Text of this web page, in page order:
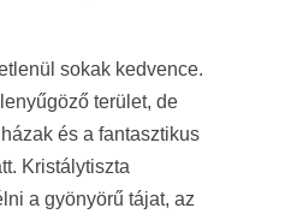
sokak kedvence.
terület, de
és a fantasztikus
Kristálytiszta
a gyönyörű tájat, az